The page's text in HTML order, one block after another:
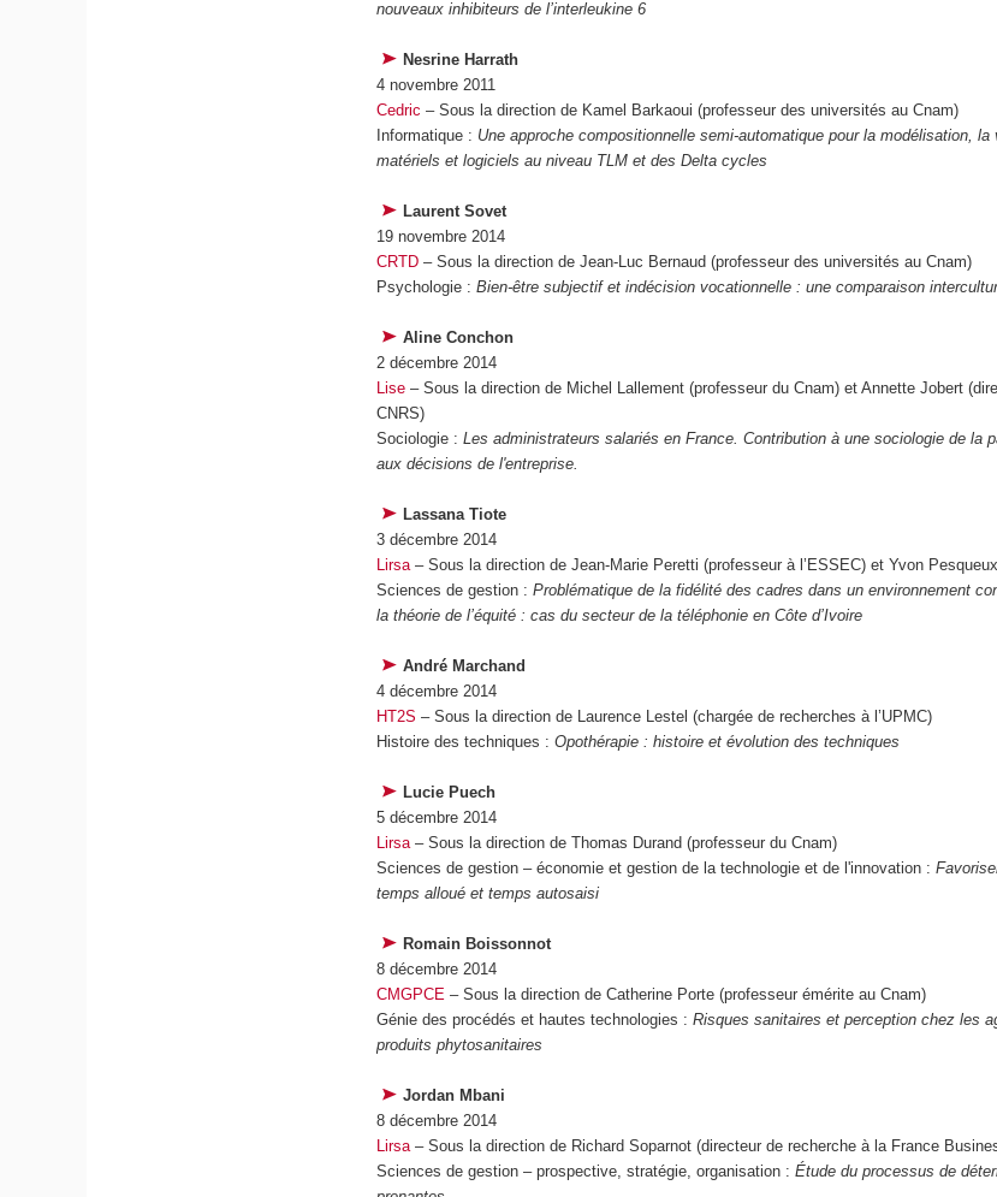
nouveaux inhibiteurs de l’interleukine 6
Nesrine Harrath
4 novembre 2011
Cedric – Sous la direction de Kamel Barkaoui (professeur des universités au Cnam)
Informatique : Une approche compositionnelle semi-automatique pour la modélisation,
matériels et logiciels au niveau TLM et des Delta cycles
Laurent Sovet
19 novembre 2014
CRTD– Sous la direction de Jean-Luc Bernaud (professeur des universités au Cnam)
Psychologie :Bien-être subjectif et indécision vocationnelle : une comparaison
Aline Conchon
2 décembre 2014
Lise– Sous la direction de Michel Lallement (professeur du Cnam) et Annette Jobert
CNRS)
Sociologie : Les administrateurs salariés en France. Contribution à une sociologie de la
aux décisions de l'entreprise.
Lassana Tiote
3 décembre 2014
Lirsa – Sous la direction de Jean-Marie Peretti (professeur à l’ESSEC) et Yvon
Sciences de gestion : Problématique de la fidélité des cadres dans un environnement
la théorie de l’équité : cas du secteur de la téléphonie en Côte d’Ivoire
André Marchand
4 décembre 2014
HT2S – Sous la direction de Laurence Lestel (chargée de recherches à l’UPMC)
Histoire des techniques :Opothérapie : histoire et évolution des techniques
Lucie Puech
5 décembre 2014
Lirsa – Sous la direction de Thomas Durand (professeur du Cnam)
Sciences de gestion – économie et gestion de la technologie et de l'innovation :
temps alloué et temps autosaisi
Romain Boissonnot
8 décembre 2014
CMGPCE– Sous la direction de Catherine Porte (professeur émérite au Cnam)
Génie des procédés et hautes technologies :Risques sanitaires et perception chez les
produits phytosanitaires
Jordan Mbani
8 décembre 2014
Lirsa– Sous la direction de Richard Soparnot (directeur de recherche à la France
Sciences de gestion – prospective, stratégie, organisation : Étude du processus de